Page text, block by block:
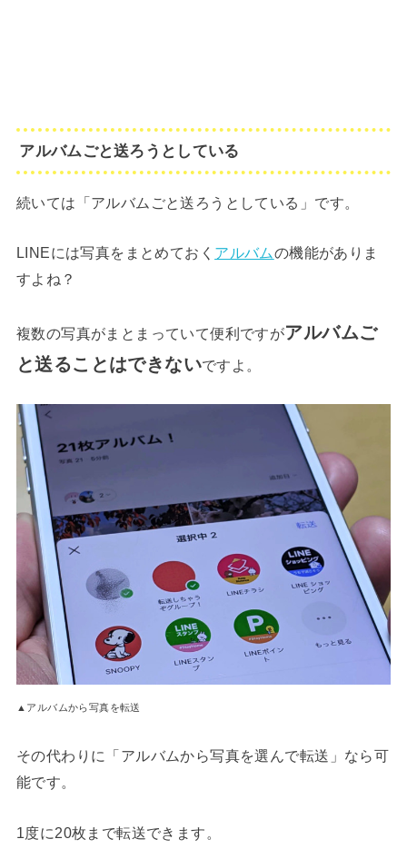
アルバムごと送ろうとしている
続いては「アルバムごと送ろうとしている」です。
LINEには写真をまとめておく アルバムの機能がありま
すよね？
複数の写真がまとまっていて便利ですがアルバムご
と送ることはできないですよ。
▲アルバムから写真を転送
その代わりに「アルバムから写真を選んで転送」なら可
能です。
1度に20枚まで転送できます。